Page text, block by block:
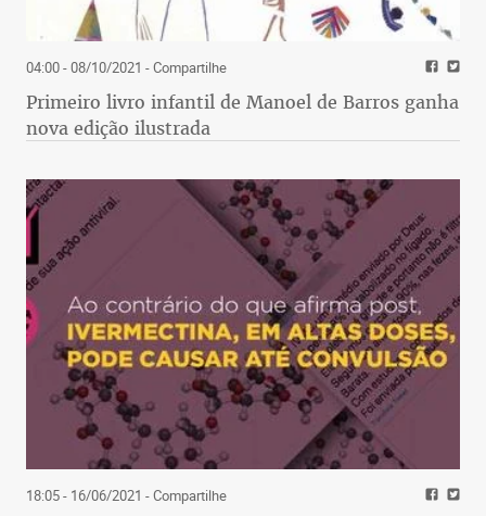
04:00 - 08/10/2021 - Compartilhe
Primeiro livro infantil de Manoel de Barros ganha
nova edição ilustrada
18:05 - 16/06/2021 - Compartilhe